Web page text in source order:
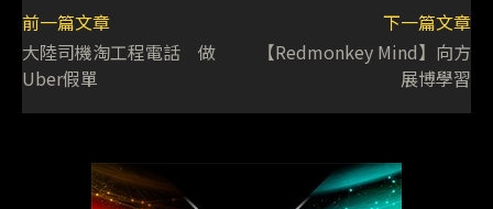
前一篇文章
大陸司機淘工程電話 做
Uber假單
下一篇文章
【Redmonkey Mind】向方
展博學習